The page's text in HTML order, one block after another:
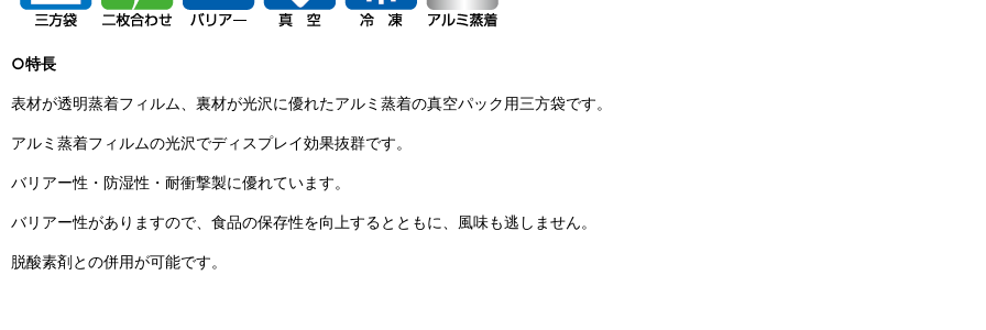
○特長
表材が透明蒸着フィルム、裏材が光沢に優れたアルミ蒸着の真空パック用三方袋です。
アルミ蒸着フィルムの光沢でディスプレイ効果抜群です。
バリアー性・防湿性・耐衝撃製に優れています。
バリアー性がありますので、食品の保存性を向上するとともに、風味も逃しません。
脱酸素剤との併用が可能です。